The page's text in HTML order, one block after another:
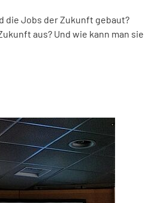
die Jobs der Zukunft gebaut?
aus? Und wie kann man sie